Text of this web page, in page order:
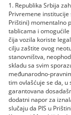
1. Republika Srbija
Privremene institucije
Prištini) momentalno
tablicama i
čija vozila koriste
cilju zaštite ovog
stanovništva,
skladu sa svim
međunarodno-
tim ovlašćuje se da, u
garantovana
dodatni napor za
slučaju da PIS u